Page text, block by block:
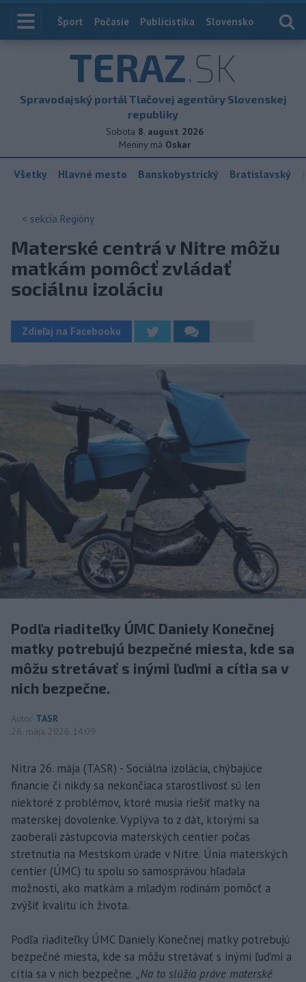
Index
Šport Počasie Publicistika Slovensko
TERAZ.SK
Spravodajský portál Tlačovej agentúry Slovenskej
republiky
Sobota 8. august 2026
Meniny má Oskar
Všetky Hlavné mesto Banskobystrický Bratislavský
< sekcia Regióny
Materské centrá v Nitre môžu
matkám pomôcť zvládať
sociálnu izoláciu
Zdieľaj na Facebooku
Podľa riaditeľky ÚMC Daniely Konečnej
matky potrebujú bezpečné miesta, kde sa
môžu stretávať s inými ľuďmi a cítia sa v
nich bezpečne.
Autor TASR
26. mája 2026 14:09
Nitra 26. mája (TASR) - Sociálna izolácia, chýbajúce
financie či nikdy sa nekončiaca starostlivosť sú len
niektoré z problémov, ktoré musia riešiť matky na
materskej dovolenke. Vyplýva to z dát, ktorými sa
zaoberali zástupcovia materských centier počas
stretnutia na Mestskom úrade v Nitre. Únia materských
centier (ÚMC) tu spolu so samosprávou hľadala
možnosti, ako matkám a mladým rodinám pomôcť a
zvýšiť kvalitu ich života.
Podľa riaditeľky ÚMC Daniely Konečnej matky potrebujú
bezpečné miesta, kde sa môžu stretávať s inými ľuďmi a
cítia sa v nich bezpečne. „Na to slúžia práve materské